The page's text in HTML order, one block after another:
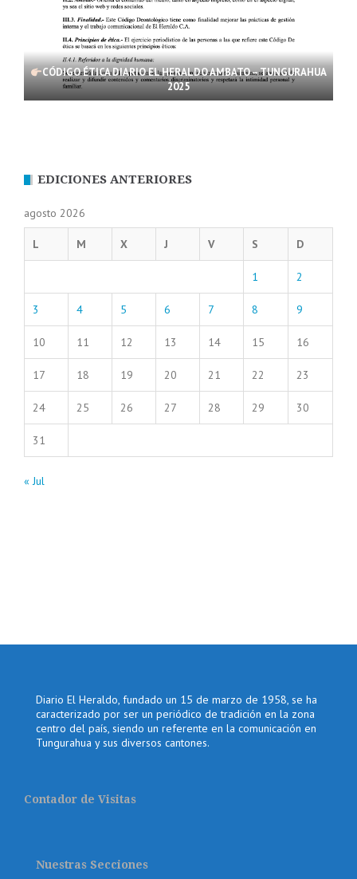
CÓDIGO ÉTICA DIARIO EL HERALDO AMBATO – TUNGURAHUA
2025
EDICIONES ANTERIORES
agosto 2026
L M X J V S D
1 2
3 4 5 6 7 8 9
10 11 12 13 14 15 16
17 18 19 20 21 22 23
24 25 26 27 28 29 30
31
« Jul
Diario El Heraldo, fundado un 15 de marzo de 1958, se ha
caracterizado por ser un periódico de tradición en la zona
centro del país, siendo un referente en la comunicación en
Tungurahua y sus diversos cantones.
Contador de Visitas
Nuestras Secciones